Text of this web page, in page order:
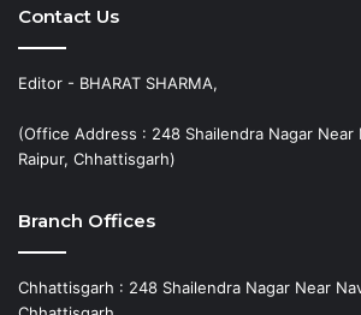
Contact Us
Editor - BHARAT SHARMA,
(Office Address : 248 Shailendra Nagar Near
Raipur, Chhattisgarh)
Branch Offices
Chhattisgarh : 248 Shailendra Nagar Near